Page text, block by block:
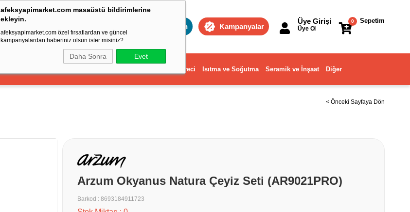
afeksyapimarket.com masaüstü bildirimlerine
ekleyin.
afeksyapimarket.com özel fırsatlardan ve güncel
kampanyalardan haberiniz olsun ister misiniz?
Daha Sonra Evet
Toptan Kampanyalar
Sepetim
0
Üye Girişi
Üye Ol
Dekorasyon ve Ev Gereci Isıtma ve Soğutma Seramik ve İnşaat Diğer
< Önceki Sayfaya Dön
Arzum Okyanus Natura Çeyiz Seti (AR9021PRO)
Barkod : 8693184911723